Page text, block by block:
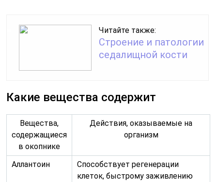
Читайте также:
Строение и патологии
седалищной кости
Какие вещества содержит
Вещества,
содержащиеся
в окопнике
Действия, оказываемые на
организм
Аллантоин
Способствует регенерации
клеток, быстрому заживлению